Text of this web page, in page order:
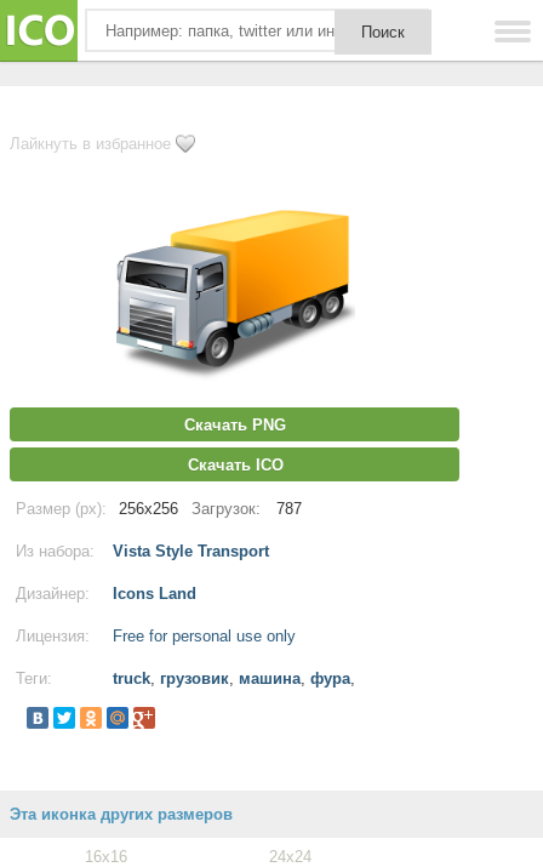
Лайкнуть в избранное
Скачать PNG
Скачать ICO
Размер (px): 256x256 Загрузок: 787
Из набора: Vista Style Transport
Дизайнер: Icons Land
Лицензия: Free for personal use only
Теги: truck, грузовик, машина, фура,
Эта иконка других размеров
16x16 24x24